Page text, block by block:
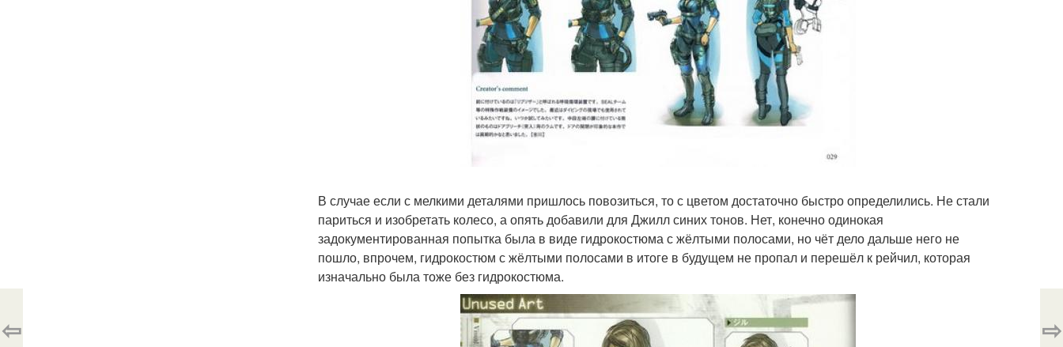
В случае если с мелкими деталями пришлось повозиться, то с цветом достаточно быстро определились. Не стали
париться и изобретать колесо, а опять добавили для Джилл синих тонов. Нет, конечно одинокая
задокументированная попытка была в виде гидрокостюма с жёлтыми полосами, но чёт дело дальше него не
пошло, впрочем, гидрокостюм с жёлтыми полосами в итоге в будущем не пропал и перешёл к рейчил, которая
изначально была тоже без гидрокостюма.
⇦ ⇨